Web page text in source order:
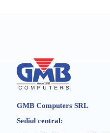
GMB Computers SRL
Sediul central: